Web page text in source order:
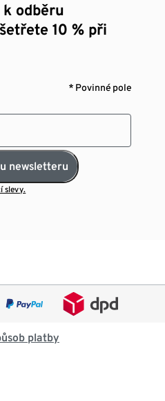
odběru
10 % při
* Povinné pole
newsletteru
slevy.
platby